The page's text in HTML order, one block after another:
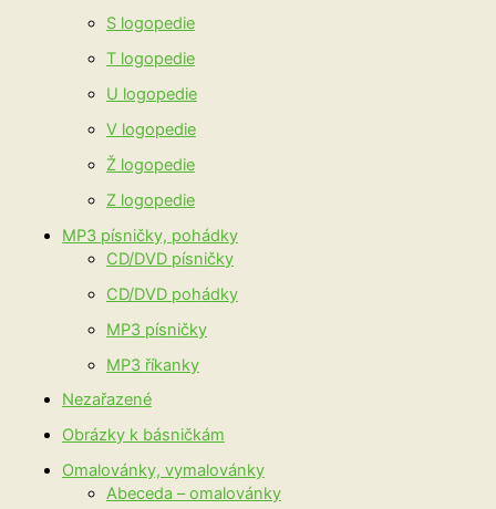
S logopedie
T logopedie
U logopedie
V logopedie
Ž logopedie
Z logopedie
MP3 písničky, pohádky
CD/DVD písničky
CD/DVD pohádky
MP3 písničky
MP3 říkanky
Nezařazené
Obrázky k básničkám
Omalovánky, vymalovánky
Abeceda – omalovánky